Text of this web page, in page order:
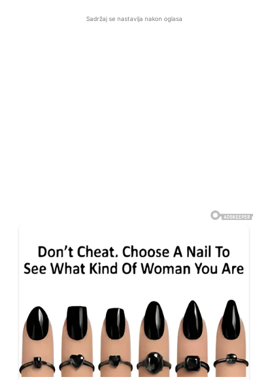
Sadržaj se nastavlja nakon oglasa